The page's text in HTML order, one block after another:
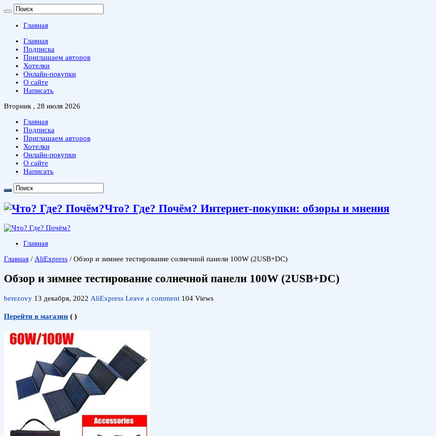
Главная
Главная
Подписка
Приглашаем авторов
Хотелки
Онлайн-покупки
О сайте
Написать
Вторник , 28 июля 2026
Главная
Подписка
Приглашаем авторов
Хотелки
Онлайн-покупки
О сайте
Написать
Что? Где? Почём? Интернет-покупки: обзоры и мнения
Главная
Главная / AliExpress / Обзор и зимнее тестирование солнечной панели 100W (2USB+DC)
Обзор и зимнее тестирование солнечной панели 100W (2USB+DC)
berezovy 13 декабря, 2022 AliExpress Leave a comment 104 Views
Перейти в магазин ( )